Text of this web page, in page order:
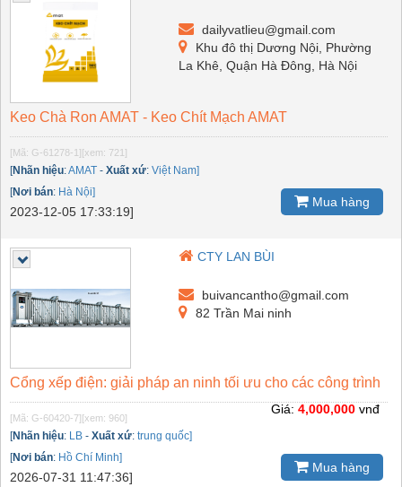
dailyvatlieu@gmail.com
Khu đô thị Dương Nội, Phường
La Khê, Quận Hà Đông, Hà Nội
Keo Chà Ron AMAT - Keo Chít Mạch AMAT
[Mã: G-61278-1] [xem: 721]
[Nhãn hiệu:AMAT - Xuất xứ: Việt Nam]
[Nơi bán: Hà Nội]
2023-12-05 17:33:19]
Mua hàng
CTY LAN BÙI
buivancantho@gmail.com
82 Trần Mai ninh
Cổng xếp điện: giải pháp an ninh tối ưu cho các công trình
[Mã: G-60420-7] [xem: 960]
[Nhãn hiệu: LB - Xuất xứ: trung quốc]
[Nơi bán: Hồ Chí Minh]
2026-07-31 11:47:36]
Giá: 4,000,000 vnđ
Mua hàng